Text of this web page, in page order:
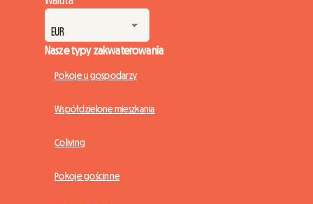
Nasze typy zakwaterowania
Pokoje u gospodarzy
Współdzielone mieszkania
Coliving
Pokoje gościnne